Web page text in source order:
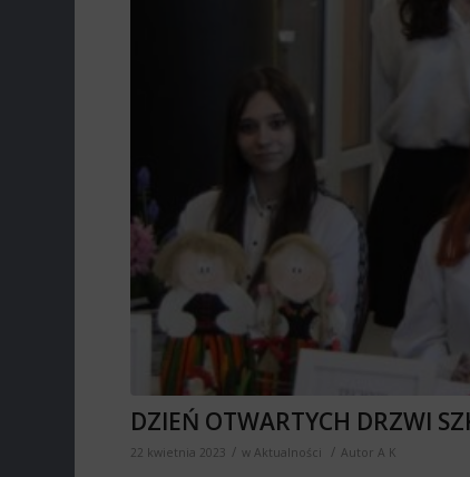
DZIEŃ OTWARTYCH DRZWI
22 kwietnia 2023 / wAktualności / AutorA K